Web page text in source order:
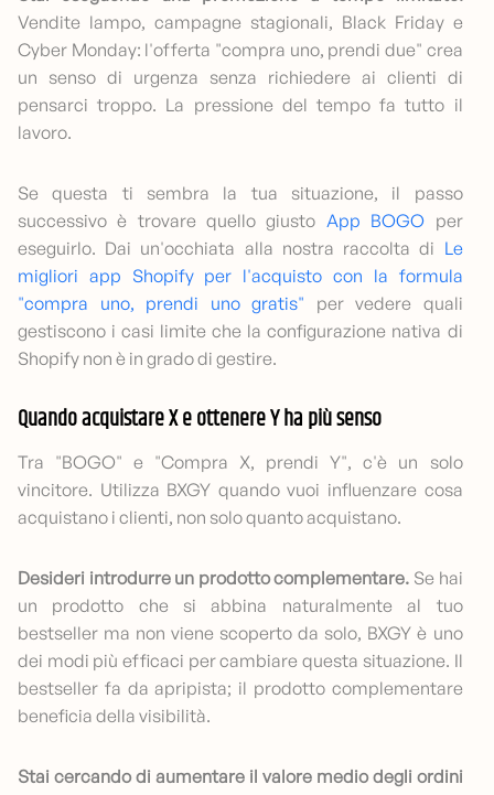
Vendite lampo, campagne stagionali, Black Friday e
Cyber Monday: l'offerta "compra uno, prendi due" crea
un senso di urgenza senza richiedere ai clienti di
pensarci troppo. La pressione del tempo fa tutto il
lavoro.
Se questa ti sembra la tua situazione, il passo
successivo è trovare quello giusto App BOGO per
eseguirlo. Dai un'occhiata alla nostra raccolta di Le
migliori app Shopify per l'acquisto con la formula
"compra uno, prendi uno gratis" per vedere quali
gestiscono i casi limite che la configurazione nativa di
Shopify non è in grado di gestire.
Quando acquistare X e ottenere Y ha più senso
Tra "BOGO" e "Compra X, prendi Y", c'è un solo
vincitore. Utilizza BXGY quando vuoi influenzare cosa
acquistano i clienti, non solo quanto acquistano.
Desideri introdurre un prodotto complementare. Se hai
un prodotto che si abbina naturalmente al tuo
bestseller ma non viene scoperto da solo, BXGY è uno
dei modi più efficaci per cambiare questa situazione. Il
bestseller fa da apripista; il prodotto complementare
beneficia della visibilità.
Stai cercando di aumentare il valore medio degli ordini